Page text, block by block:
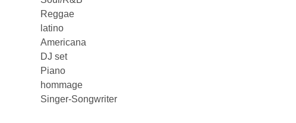
Reggae
latino
Americana
DJ set
Piano
hommage
Singer-Songwriter